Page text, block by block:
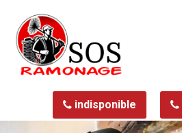
indisponible